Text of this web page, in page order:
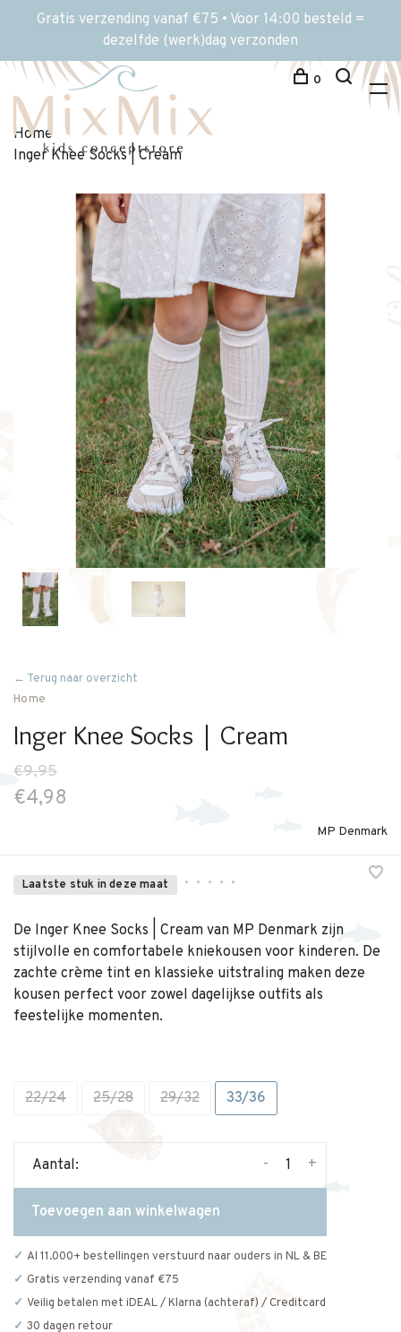
Gratis verzending vanaf €75 • Voor 14:00 besteld =
dezelfde (werk)dag verzonden
0
Home
Inger Knee Socks | Cream
← Terug naar overzicht
Home
Inger Knee Socks | Cream
€9,95
€4,98
MP Denmark
Laatste stuk in deze maat • • • • •
De Inger Knee Socks | Cream van MP Denmark zijn
stijlvolle en comfortabele kniekousen voor kinderen. De
zachte crème tint en klassieke uitstraling maken deze
kousen perfect voor zowel dagelijkse outfits als
feestelijke momenten.
22/24 25/28 29/32 33/36
Aantal: +
-
Toevoegen aan winkelwagen
Al 11.000+ bestellingen verstuurd naar ouders in NL & BE
Gratis verzending vanaf €75
Veilig betalen met iDEAL / Klarna (achteraf) / Creditcard
30 dagen retour